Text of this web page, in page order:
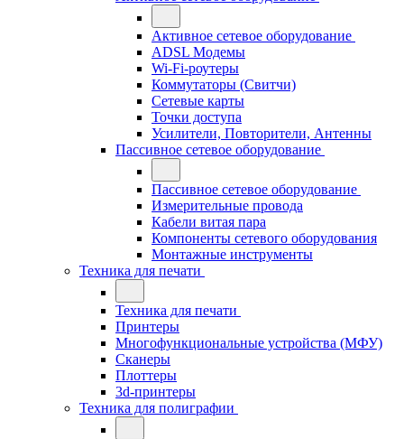
Активное сетевое оборудование
ADSL Модемы
Wi-Fi-роутеры
Коммутаторы (Свитчи)
Сетевые карты
Точки доступа
Усилители, Повторители, Антенны
Пассивное сетевое оборудование
Пассивное сетевое оборудование
Измерительные провода
Кабели витая пара
Компоненты сетевого оборудования
Монтажные инструменты
Техника для печати
Техника для печати
Принтеры
Многофункциональные устройства (МФУ)
Сканеры
Плоттеры
3d-принтеры
Техника для полиграфии